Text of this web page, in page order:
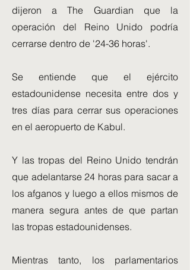
dijeron a The Guardian que la
operación del Reino Unido podría
cerrarse dentro de '24-36 horas'.
Se entiende que el ejército
estadounidense necesita entre dos y
tres días para cerrar sus operaciones
en el aeropuerto de Kabul.
Y las tropas del Reino Unido tendrán
que adelantarse 24 horas para sacar a
los afganos y luego a ellos mismos de
manera segura antes de que partan
las tropas estadounidenses.
Mientras tanto, los parlamentarios